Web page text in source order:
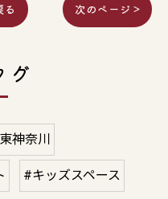
る 次のページ >
グ
神奈川
#キッズスペース